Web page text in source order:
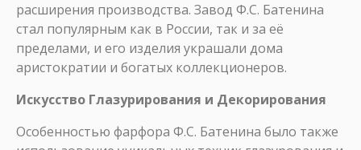
расширения производства. Завод Ф.С. Батенина
стал популярным как в России, так и за её
пределами, и его изделия украшали дома
аристократии и богатых коллекционеров.
Искусство Глазурирования и Декорирования
Особенностью фарфора Ф.С. Батенина было также